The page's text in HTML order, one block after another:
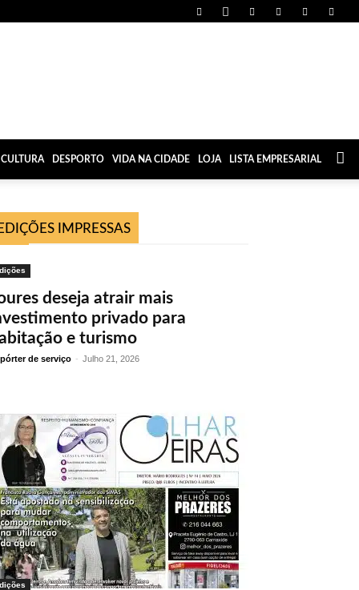
CULTURA DESPORTO VIDA NA CIDADE LOJA LISTA EMPRESARIAL
EDIÇÕES IMPRESSAS
deseja atrair mais
privado para
e turismo
de serviço - Julho 21, 2026